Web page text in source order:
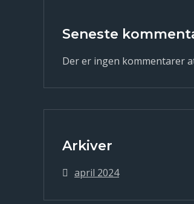
Seneste
Der er ingen kommentarer
Arkiver
april 2024